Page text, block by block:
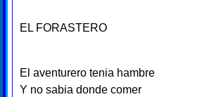
EL FORASTERO
El aventurero tenia hambre
Y no sabia donde comer